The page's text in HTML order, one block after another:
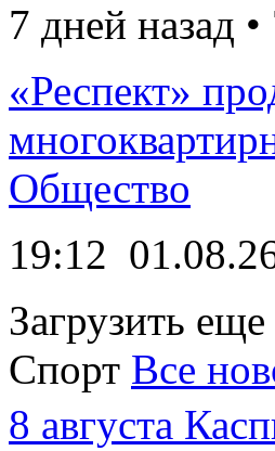
7 дней назад
«Респект»
Общество
19:12
Загрузить еще
Спорт Все
8 августа